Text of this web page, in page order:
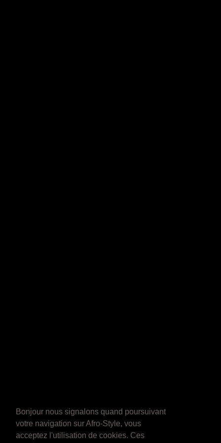
Bonjour nous signalons quand poursuivant
votre navigation sur Afro-Style, vous
acceptez l'utilisation de cookies. Ces